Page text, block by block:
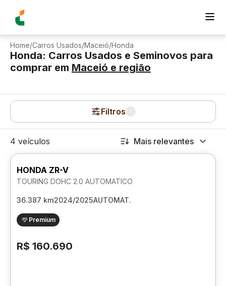
Home/Carros Usados/Maceió/Honda
Honda: Carros Usados e Seminovos para
comprar em Maceió e região
Filtros
4 veículos Mais relevantes
HONDA ZR-V
TOURING DOHC 2.0 AUTOMATICO
36.387 km2024/2025AUTOMAT.
Premium
R$ 160.690